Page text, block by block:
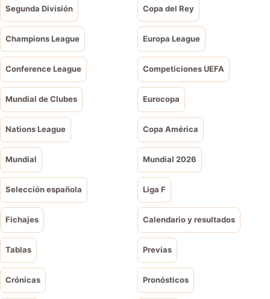
Segunda División Copa del Rey
Champions League Europa League
Conference League Competiciones UEFA
Mundial de Clubes Eurocopa
Nations League Copa América
Mundial Mundial 2026
Selección española Liga F
Fichajes Calendario y resultados
Tablas Previas
Crónicas Pronósticos